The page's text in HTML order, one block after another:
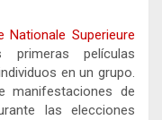
Nationale Superieure
películas
en un grupo.
de
las elecciones